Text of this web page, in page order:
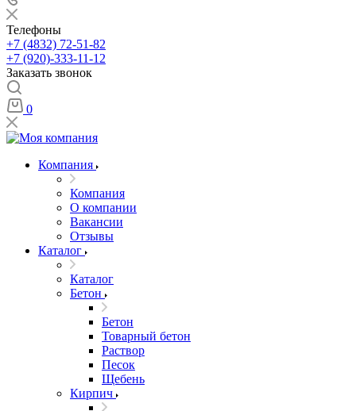
Телефоны
+7 (4832) 72-51-82
+7 (920)-333-11-12
Заказать звонок
0
Компания
Компания
О компании
Вакансии
Отзывы
Каталог
Каталог
Бетон
Бетон
Товарный бетон
Раствор
Песок
Щебень
Кирпич